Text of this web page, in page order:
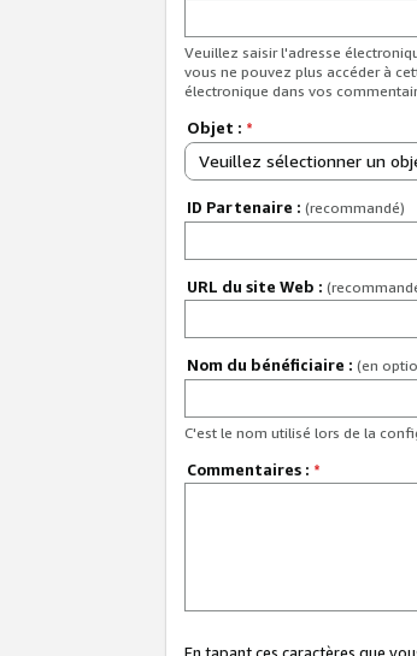
Veuillez saisir l'adresse
vous ne pouvez plus accéder à
électronique dans vos
Objet : *
Veuillez sélectionner un
ID Partenaire : (recommandé)
URL du site Web :
Nom du bénéficiaire : (en
C'est le nom utilisé lors de la
Commentaires : *